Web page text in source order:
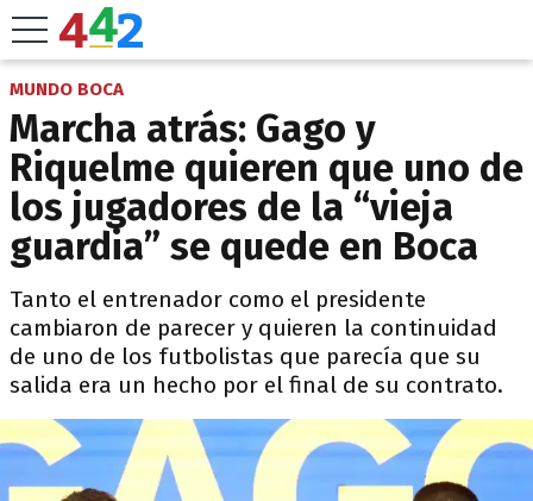
MUNDO BOCA
Marcha atrás: Gago y
Riquelme quieren que uno de
los jugadores de la “vieja
guardia” se quede en Boca
Tanto el entrenador como el presidente
cambiaron de parecer y quieren la continuidad
de uno de los futbolistas que parecía que su
salida era un hecho por el final de su contrato.